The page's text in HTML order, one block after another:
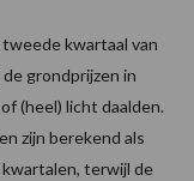
kwartaal van
grondprijzen in
(heel) licht daalden.
zijn berekend als
terwijl de